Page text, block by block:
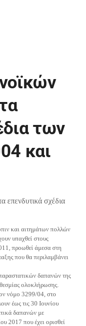
των
και
επενδυτικά σχέδια
και αιτημάτων πολλών
υπαχθεί στους
προωθεί άμεσα στη
που θα περιλαμβάνει
δαπανών της
ολοκλήρωσης.
νόμο 3299/04, στο
έως τις 30 Ιουνίου
δαπανών με
2017 που έχει ορισθεί